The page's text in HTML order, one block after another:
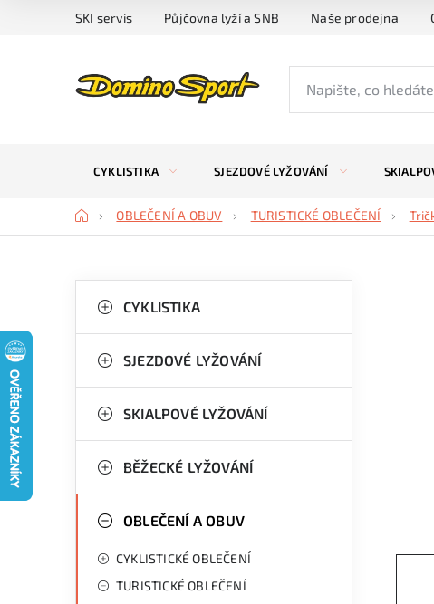
SKI servis Půjčovna lyží a SNB Naše prodejna
CYKLISTIKA SJEZDOVÉ LYŽOVÁNÍ
DomůOBLEČENÍ A OBUV TURISTICKÉ OBLEČENÍ
o
t
r
n
kategorie
e
o
i
CYKLISTIKA
SJEZDOVÉ LYŽOVÁNÍ
SKIALPOVÉ LYŽOVÁNÍ
BĚŽECKÉ LYŽOVÁNÍ
OBLEČENÍ A OBUV
CYKLISTICKÉ OBLEČENÍ
TURISTICKÉ OBLEČENÍ